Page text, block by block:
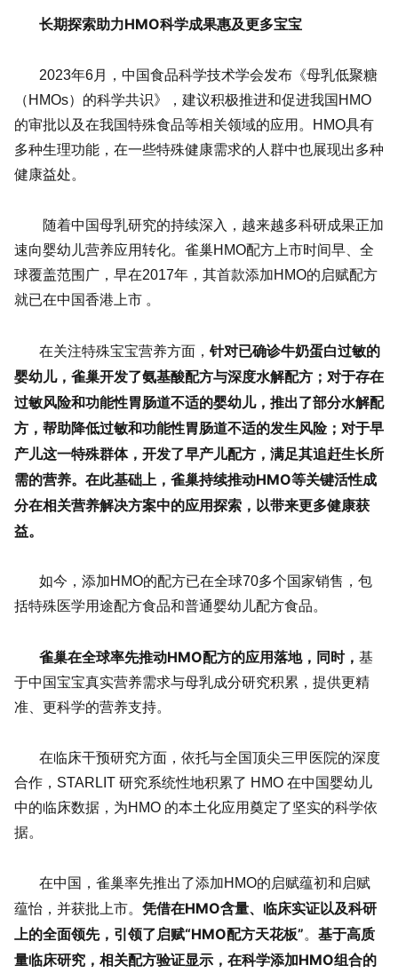
长期探索助力HMO科学成果惠及更多宝宝
2023年6月，中国食品科学技术学会发布《母乳低聚糖
（HMOs）的科学共识》，建议积极推进和促进我国HMO
的审批以及在我国特殊食品等相关领域的应用。HMO具有
多种生理功能，在一些特殊健康需求的人群中也展现出多种
健康益处。
随着中国母乳研究的持续深入，越来越多科研成果正加
速向婴幼儿营养应用转化。雀巢HMO配方上市时间早、全
球覆盖范围广，早在2017年，其首款添加HMO的启赋配方
就已在中国香港上市 。
在关注特殊宝宝营养方面，针对已确诊牛奶蛋白过敏的
婴幼儿，雀巢开发了氨基酸配方与深度水解配方；对于存在
过敏风险和功能性胃肠道不适的婴幼儿，推出了部分水解配
方，帮助降低过敏和功能性胃肠道不适的发生风险；对于早
产儿这一特殊群体，开发了早产儿配方，满足其追赶生长所
需的营养。在此基础上，雀巢持续推动HMO等关键活性成
分在相关营养解决方案中的应用探索，以带来更多健康获
益。
如今，添加HMO的配方已在全球70多个国家销售，包
括特殊医学用途配方食品和普通婴幼儿配方食品。
雀巢在全球率先推动HMO配方的应用落地，同时， 基
于中国宝宝真实营养需求与母乳成分研究积累，提供更精
准、更科学的营养支持。
在临床干预研究方面，依托与全国顶尖三甲医院的深度
合作，STARLIT 研究系统性地积累了 HMO 在中国婴幼儿
中的临床数据，为HMO 的本土化应用奠定了坚实的科学依
据。
在中国，雀巢率先推出了添加HMO的启赋蕴初和启赋
蕴怡，并获批上市。 凭借在HMO含量、临床实证以及科研
上的全面领先，引领了启赋“HMO配方天花板”。 基于高质
量临床研究，相关配方验证显示，在科学添加HMO组合的